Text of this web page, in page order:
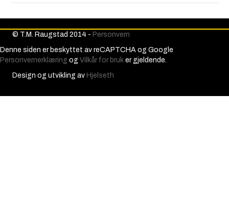
© T.M. Raugstad 2014 - Personvern
Denne siden er beskyttet av reCAPTCHA og Google
Personvernerklæring og Vilkår for bruk er gjeldende.
Design og utvikling av Hjelseth